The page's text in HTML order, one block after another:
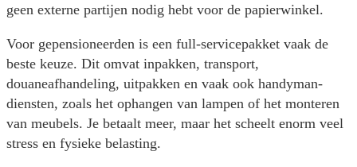
geen externe partijen nodig hebt voor de papierwinkel.
Voor gepensioneerden is een full-servicepakket vaak de
beste keuze. Dit omvat inpakken, transport,
douaneafhandeling, uitpakken en vaak ook handyman-
diensten, zoals het ophangen van lampen of het monteren
van meubels. Je betaalt meer, maar het scheelt enorm veel
stress en fysieke belasting.